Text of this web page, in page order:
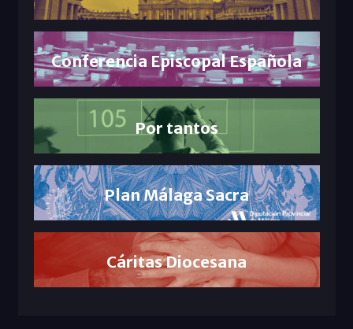
Conferencia Episcopal Española
Por tantos
Plan Málaga Sacra
Cáritas Diocesana